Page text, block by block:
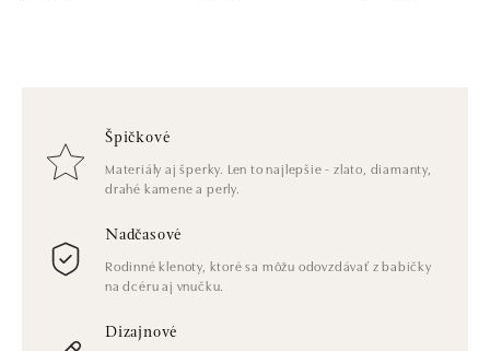
Špičkové
Materiály aj šperky. Len to najlepšie - zlato, diamanty,
drahé kamene a perly.
Nadčasové
Rodinné klenoty, ktoré sa môžu odovzdávať z babičky
na dcéru aj vnučku.
Dizajnové